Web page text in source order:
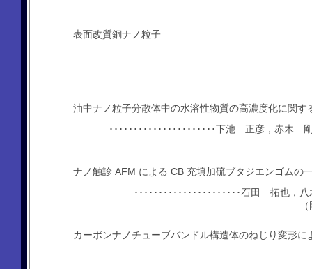
表面改質銅ナノ粒子
油中ナノ粒子分散体中の水溶性物質の高濃度化に関す
･･････････････････････下池 正彦，赤
ナノ触診 AFM による CB 充填加硫ブタジエンゴムの
･･････････････････････石田 拓
カーボンナノチューブバンドル構造体のねじり変形に